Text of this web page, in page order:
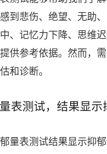
到悲伤、绝望、无助
、记忆力下降、思维
供参考依据。然而，
和诊断。
表测试，结果显示
量表测试结果显示抑